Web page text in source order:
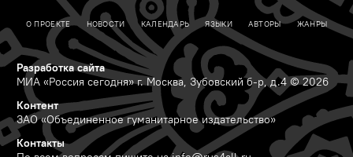
О ПРОЕКТЕ НОВОСТИ КАЛЕНДАРЬ ЯЗЫКИ АВТОРЫ ЖАНРЫ
Разработка сайта
МИА «Россия сегодня» г. Москва, Зубовский б-р, д.4 © 2026
Контент
ЗАО «Объединенное гуманитарное издательство»
Контакты